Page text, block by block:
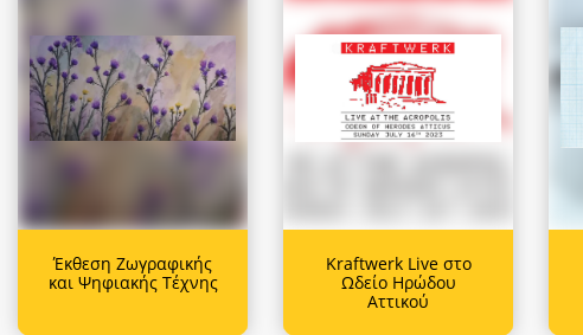
Έκθεση Ζωγραφικής
και Ψηφιακής Τέχνης
Kraftwerk Live στο
Ωδείο Ηρώδου
Αττικού